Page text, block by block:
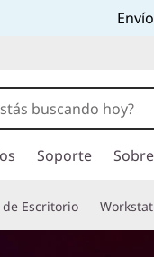
Soporte
Escritorio